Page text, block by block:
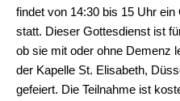
findet von 14:30 bis 15 Uhr
statt. Dieser Gottesdienst ist
ob sie mit oder ohne Demenz
der Kapelle St. Elisabeth,
gefeiert. Die Teilnahme ist